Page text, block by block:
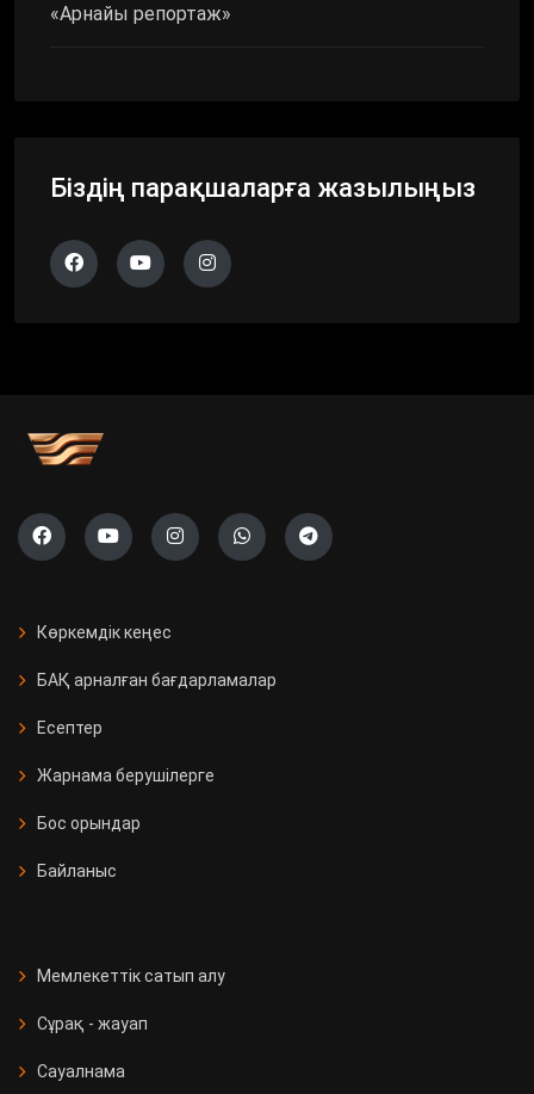
«Арнайы репортаж»
Біздің парақшаларға жазылыңыз
Көркемдік кеңес
БАҚ арналған бағдарламалар
Есептер
Жарнама берушілерге
Бос орындар
Байланыс
Мемлекеттік сатып алу
Сұрақ - жауап
Сауалнама